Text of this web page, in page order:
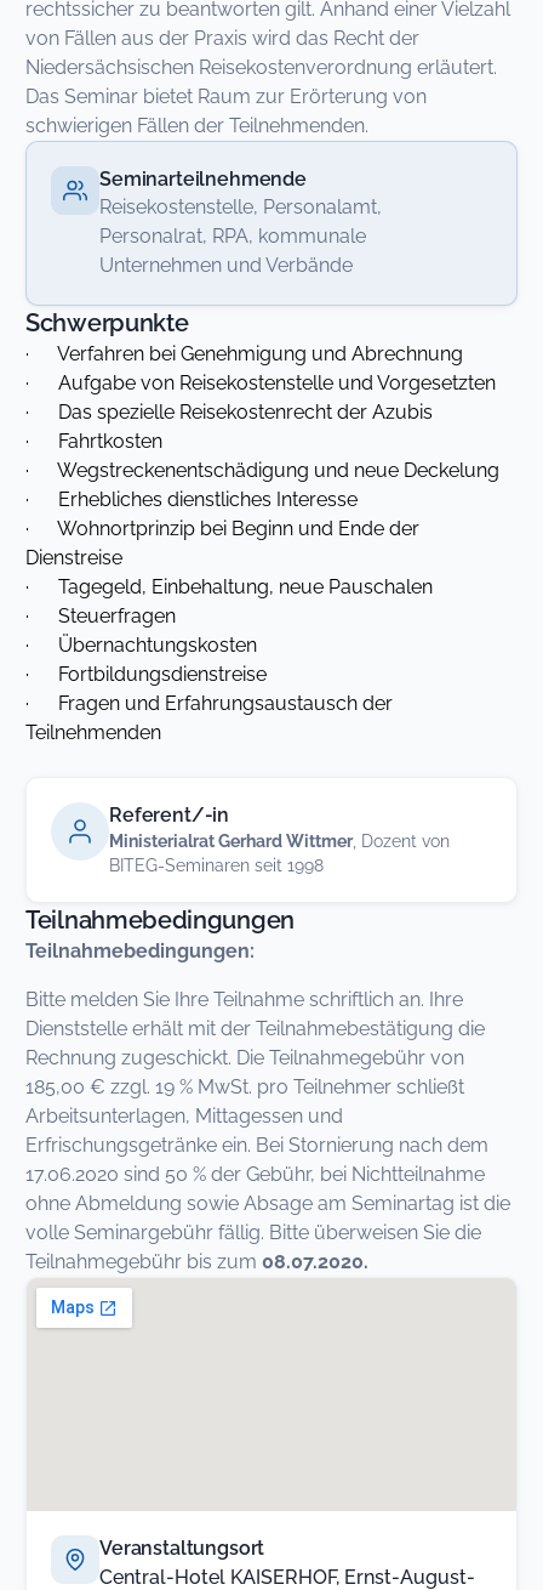
rechtssicher zu beantworten gilt. Anhand einer Vielzahl
von Fällen aus der Praxis wird das Recht der
Niedersächsischen Reisekostenverordnung erläutert.
Das Seminar bietet Raum zur Erörterung von
schwierigen Fällen der Teilnehmenden.
Seminarteilnehmende
Reisekostenstelle, Personalamt,
Personalrat, RPA, kommunale
Unternehmen und Verbände
Schwerpunkte
· Verfahren bei Genehmigung und Abrechnung
· Aufgabe von Reisekostenstelle und Vorgesetzten
· Das spezielle Reisekostenrecht der Azubis
· Fahrtkosten
· Wegstreckenentschädigung und neue Deckelung
· Erhebliches dienstliches Interesse
· Wohnortprinzip bei Beginn und Ende der
Dienstreise
· Tagegeld, Einbehaltung, neue Pauschalen
· Steuerfragen
· Übernachtungskosten
· Fortbildungsdienstreise
· Fragen und Erfahrungsaustausch der
Teilnehmenden
Referent/-in
Ministerialrat Gerhard Wittmer, Dozent von
BITEG-Seminaren seit 1998
Teilnahmebedingungen
Teilnahmebedingungen:
Bitte melden Sie Ihre Teilnahme schriftlich an. Ihre
Dienststelle erhält mit der Teilnahmebestätigung die
Rechnung zugeschickt. Die Teilnahmegebühr von
185,00 € zzgl. 19 % MwSt. pro Teilnehmer schließt
Arbeitsunterlagen, Mittagessen und
Erfrischungsgetränke ein. Bei Stornierung nach dem
17.06.2020 sind 50 % der Gebühr, bei Nichtteilnahme
ohne Abmeldung sowie Absage am Seminartag ist die
volle Seminargebühr fällig. Bitte überweisen Sie die
Teilnahmegebühr bis zum 08.07.2020.
Veranstaltungsort
Central-Hotel KAISERHOF, Ernst-August-